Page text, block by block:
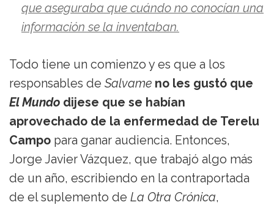
que aseguraba que cuándo no conocían una
información se la inventaban.
Todo tiene un comienzo y es que a los
responsables de Salvame no les gustó que
El Mundo dijese que se habían
aprovechado de la enfermedad de Terelu
Campo para ganar audiencia. Entonces,
Jorge Javier Vázquez, que trabajó algo más
de un año, escribiendo en la contraportada
de el suplemento de La Otra Crónica,